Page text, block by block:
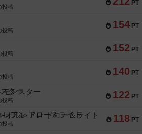
PT
投稿
154 PT
投稿
152 PT
投稿
140 PT
投稿
122 PT
モンスター
投稿
118 PT
オルレアン ドロー＆ライト
投稿